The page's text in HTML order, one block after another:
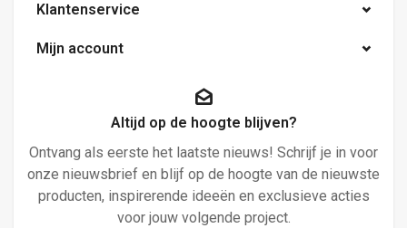
Klantenservice
Mijn account
Altijd op de hoogte blijven?
Ontvang als eerste het laatste nieuws! Schrijf je in voor
onze nieuwsbrief en blijf op de hoogte van de nieuwste
producten, inspirerende ideeën en exclusieve acties
voor jouw volgende project.